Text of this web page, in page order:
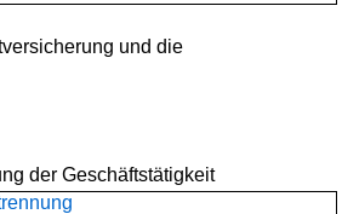
und die
der Geschäftstätigkeit